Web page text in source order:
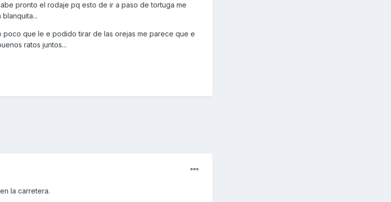
pronto el rodaje pq esto de ir a paso de tortuga me
que le e podido tirar de las orejas me parece que e
ratos juntos...
la carretera.